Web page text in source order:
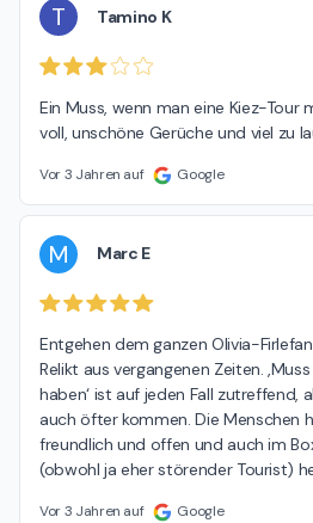
T Tamino K
Ein Muss, wenn man eine Kiez-
voll, unschöne Gerüche und viel zu
Vor 3 Jahren auf Google
M Marc E
Entgehen dem ganzen Olivia-
Relikt aus vergangenen Zeiten.
haben‘ ist auf jeden Fall zutreffend,
auch öfter kommen. Die Menschen
freundlich und offen und auch im
(obwohl ja eher störender Tourist)
Vor 3 Jahren auf Google